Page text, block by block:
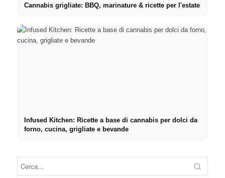
Cannabis grigliate: BBQ, marinature & ricette per l'estate
Infused Kitchen: Ricette a base di cannabis per dolci da
forno, cucina, grigliate e bevande